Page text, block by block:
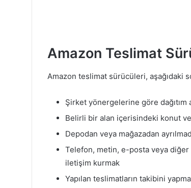
Amazon Teslimat
Amazon teslimat sürücüleri, aşağıdaki
Şirket yönergelerine göre
Belirli bir alan içerisindeki konut
Depodan veya mağazadan
Telefon, metin, e-posta veya
iletişim kurmak
Yapılan teslimatların takibini